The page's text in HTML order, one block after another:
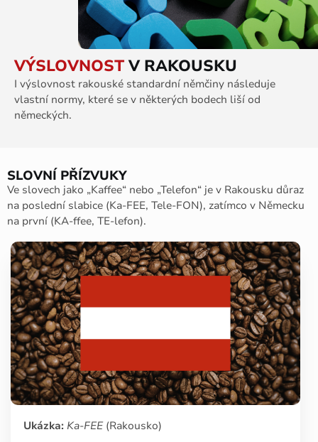
VÝSLOVNOSTV RAKOUSKU
I výslovnost rakouské standardní němčiny následuje
vlastní normy, které se v některých bodech liší od
německých.
SLOVNÍ PŘÍZVUKY
Ve slovech jako „Kaffee“ nebo „Telefon“ je v Rakousku důraz
na poslední slabice (Ka-FEE, Tele-FON), zatímco v Německu
na první (KA-ffee, TE-lefon).
Ukázka: Ka-FEE(Rakousko)